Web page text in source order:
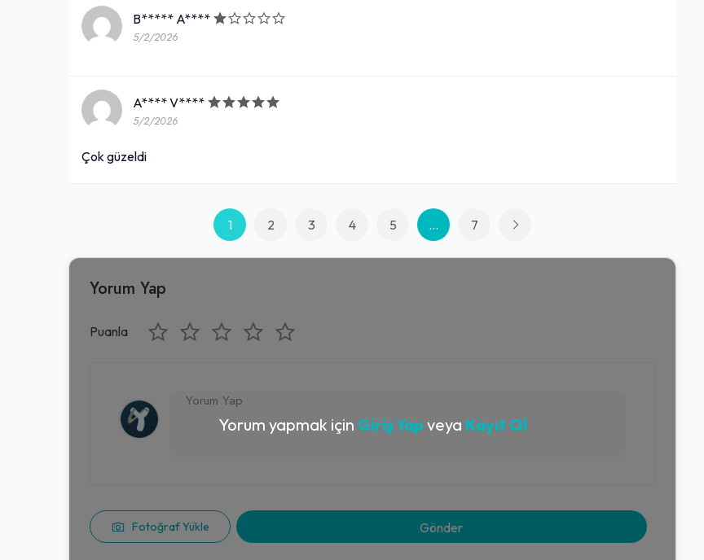
B***** A****
5/2/2026
A**** V****
5/2/2026
Çok güzeldi
1 2 3 4 5 ... 7
Yorum Yap
Puanla
Fotoğraf Yükle
Yorum yapmak için Giriş Yap veya Kayıt Ol